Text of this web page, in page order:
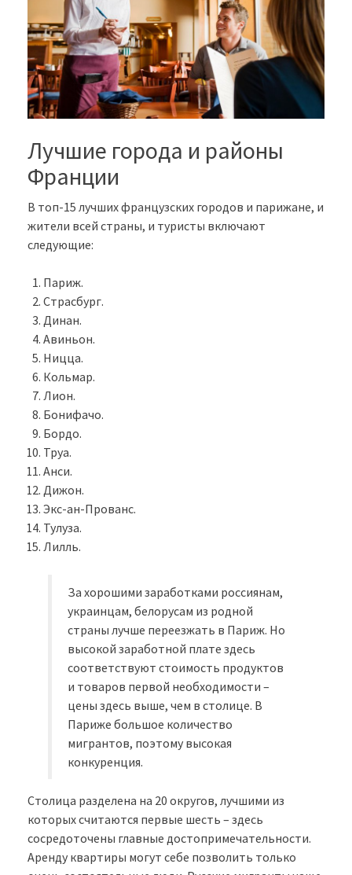
Лучшие города и районы
Франции
В топ-15 лучших французских городов и парижане, и
жители всей страны, и туристы включают
следующие:
Париж.
Страсбург.
Динан.
Авиньон.
Ницца.
Кольмар.
Лион.
Бонифачо.
Бордо.
Труа.
Анси.
Дижон.
Экс-ан-Прованс.
Тулуза.
Лилль.
За хорошими заработками россиянам,
украинцам, белорусам из родной
страны лучше переезжать в Париж. Но
высокой заработной плате здесь
соответствуют стоимость продуктов
и товаров первой необходимости –
цены здесь выше, чем в столице. В
Париже большое количество
мигрантов, поэтому высокая
конкуренция.
Столица разделена на 20 округов, лучшими из
которых считаются первые шесть – здесь
сосредоточены главные достопримечательности.
Аренду квартиры могут себе позволить только